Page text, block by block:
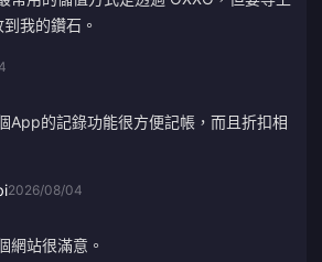
我的鑽石。
App的記錄功能很方便記帳，而且折扣相
2026/08/04
網站很滿意。